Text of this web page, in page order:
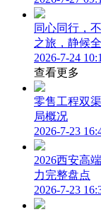
同心同行，
之旅，静候
2026-7-24
查看更多
零售工程双
局概况
2026-7-23
2026西安高
力完整盘点
2026-7-23